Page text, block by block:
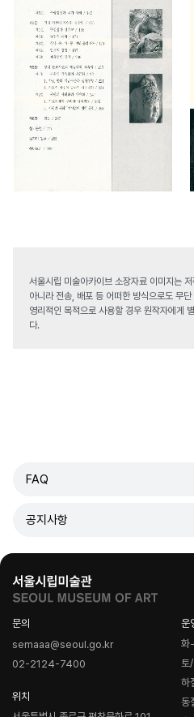
서울시립 미술아카이브 소장자료 이미지는
아니라 전송, 배포 등 어떠한 방식으로도 무단
영리적인 목적으로 사용할 경우 원작자에게
다.
FAQ
공지사항
문의
semaaa@seoul.go.kr
02-2124-7400
위치
운
화
토
하
동